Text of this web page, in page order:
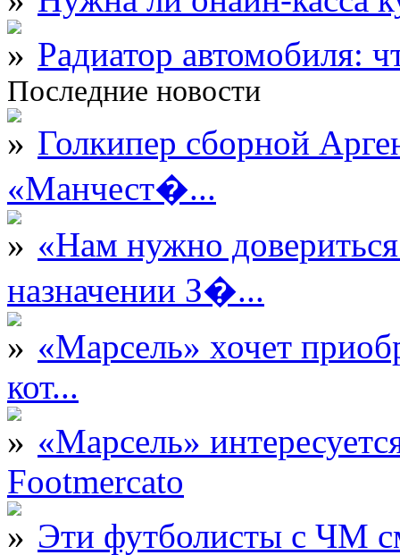
Радиатор автомобиля:
Последние новости
Голкипер сборной
«Манчест�...
«Нам нужно
назначении З�...
«Марсель» хочет
кот...
«Марсель»
Footmercato
Эти футболисты с ЧМ